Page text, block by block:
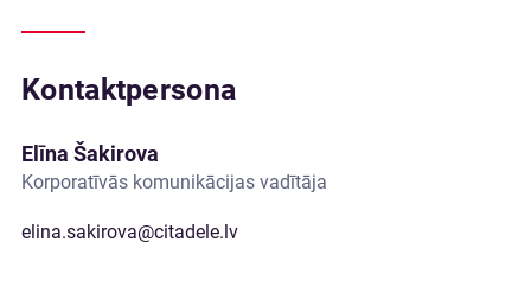
Kontaktpersona
Elīna Šakirova
Korporatīvās komunikācijas vadītāja
elina.sakirova@citadele.lv